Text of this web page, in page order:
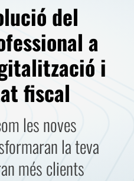
del
a
i
fiscal
les noves
la teva
més clients